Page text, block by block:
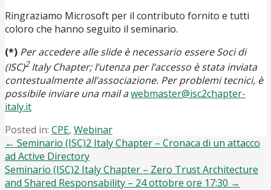
Ringraziamo Microsoft per il contributo fornito e tutti
coloro che hanno seguito il seminario.
(*) Per accedere alle slide è necessario essere Soci di
(ISC)2Italy Chapter; l’utenza per l’accesso è stata inviata
contestualmente all’associazione. Per problemi tecnici, è
possibile inviare una mail awebmaster@isc2chapter-
italy.it
Posted in: CPE, Webinar
Post
navigation
← Seminario (ISC)2 Italy Chapter – Cronaca di un attacco
ad Active Directory
Seminario (ISC)2 Italy Chapter – Zero Trust Architecture
and Shared Responsability – 24 ottobre ore 17:30 →